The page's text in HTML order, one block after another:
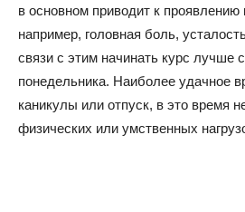
в основном приводит к
например, головная боль,
связи с этим начинать курс лучше
понедельника. Наиболее удачное
каникулы или отпуск, в это время
физических или умственных